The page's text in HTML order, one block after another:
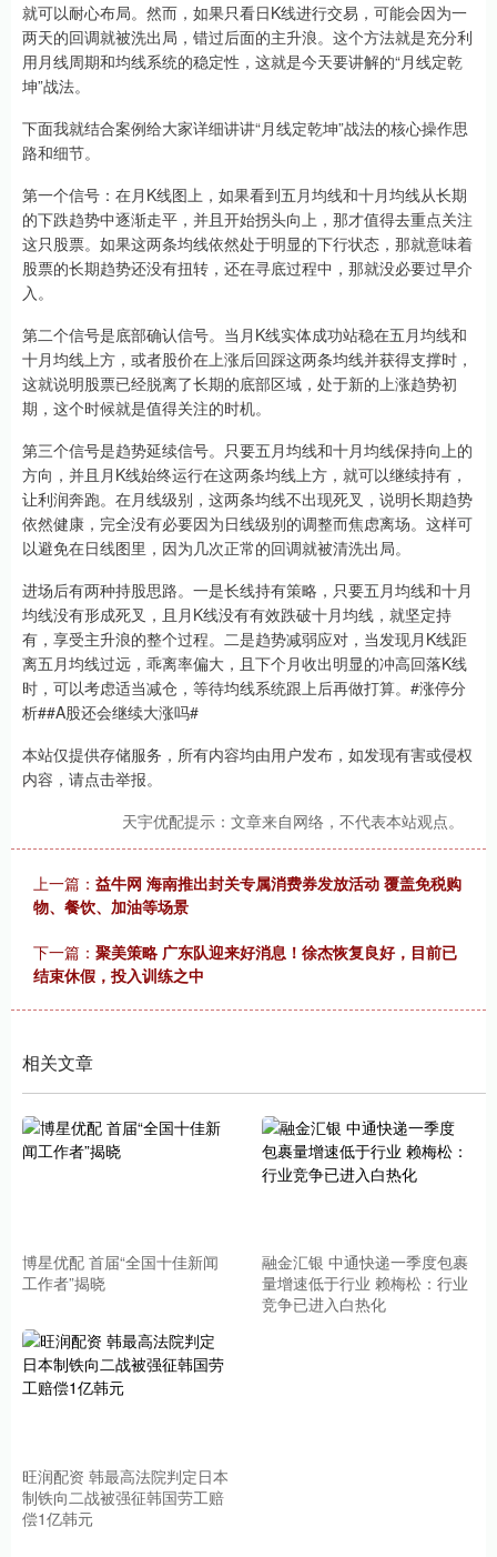
就可以耐心布局。然而，如果只看日K线进行交易，可能会因为一
两天的回调就被洗出局，错过后面的主升浪。这个方法就是充分利
用月线周期和均线系统的稳定性，这就是今天要讲解的“月线定乾
坤”战法。
下面我就结合案例给大家详细讲讲“月线定乾坤”战法的核心操作思
路和细节。
第一个信号：在月K线图上，如果看到五月均线和十月均线从长期
的下跌趋势中逐渐走平，并且开始拐头向上，那才值得去重点关注
这只股票。如果这两条均线依然处于明显的下行状态，那就意味着
股票的长期趋势还没有扭转，还在寻底过程中，那就没必要过早介
入。
第二个信号是底部确认信号。当月K线实体成功站稳在五月均线和
十月均线上方，或者股价在上涨后回踩这两条均线并获得支撑时，
这就说明股票已经脱离了长期的底部区域，处于新的上涨趋势初
期，这个时候就是值得关注的时机。
第三个信号是趋势延续信号。只要五月均线和十月均线保持向上的
方向，并且月K线始终运行在这两条均线上方，就可以继续持有，
让利润奔跑。在月线级别，这两条均线不出现死叉，说明长期趋势
依然健康，完全没有必要因为日线级别的调整而焦虑离场。这样可
以避免在日线图里，因为几次正常的回调就被清洗出局。
进场后有两种持股思路。一是长线持有策略，只要五月均线和十月
均线没有形成死叉，且月K线没有有效跌破十月均线，就坚定持
有，享受主升浪的整个过程。二是趋势减弱应对，当发现月K线距
离五月均线过远，乖离率偏大，且下个月收出明显的冲高回落K线
时，可以考虑适当减仓，等待均线系统跟上后再做打算。#涨停分
析#​#A股还会继续大涨吗#​
本站仅提供存储服务，所有内容均由用户发布，如发现有害或侵权
内容，请点击举报。
天宇优配提示：文章来自网络，不代表本站观点。
上一篇： 益牛网 海南推出封关专属消费券发放活动 覆盖免税购
物、餐饮、加油等场景
下一篇： 聚美策略 广东队迎来好消息！徐杰恢复良好，目前已
结束休假，投入训练之中
相关文章
博星优配 首届“全国十佳新闻
工作者”揭晓
融金汇银 中通快递一季度包裹
量增速低于行业 赖梅松：行业
竞争已进入白热化
旺润配资 韩最高法院判定日本
制铁向二战被强征韩国劳工赔
偿1亿韩元